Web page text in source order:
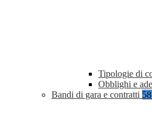
Tipologie di
Obblighi e
Bandi di gara e contratti